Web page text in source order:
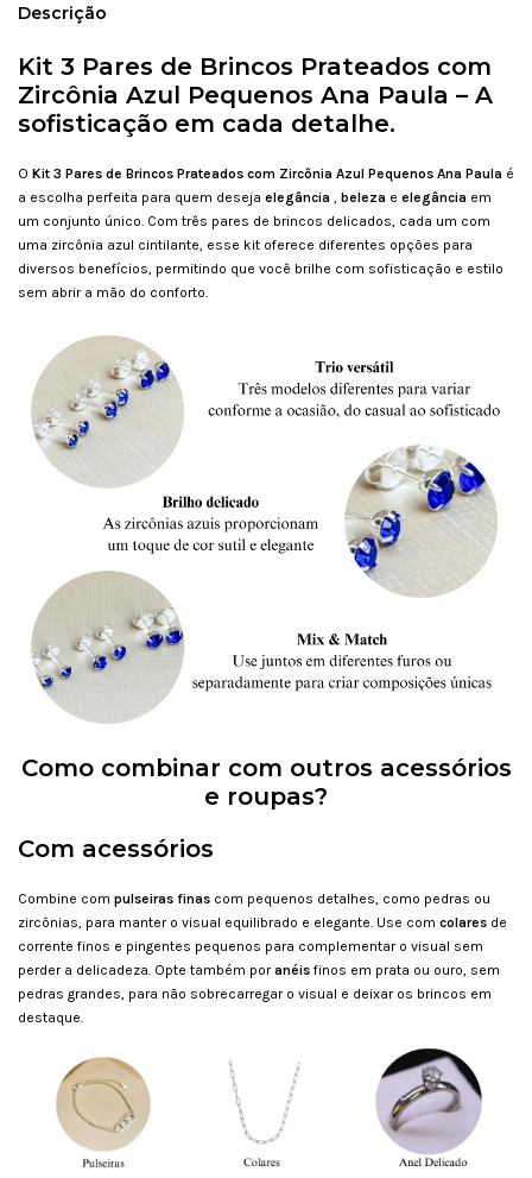
Descrição
Kit 3 Pares de Brincos Prateados com
Zircônia Azul Pequenos Ana Paula – A
sofisticação em cada detalhe.
O Kit 3 Pares de Brincos Prateados com Zircônia Azul Pequenos Ana Paula é
a escolha perfeita para quem deseja elegância beleza e elegância em
um conjunto único. Com três pares de brincos delicados, cada um com
uma zircônia azul cintilante, esse kit oferece diferentes opções para
diversos benefícios, permitindo que você brilhe com sofisticação e estilo
sem abrir a mão do conforto.
Como combinar com outros acessórios
e roupas?
Com acessórios
Combine com pulseiras finas com pequenos detalhes, como pedras ou
zircônias, para manter o visual equilibrado e elegante. Use com colares de
corrente finos e pingentes pequenos para complementar o visual sem
perder a delicadeza. Opte também poranéis finos em prata ou ouro, sem
pedras grandes, para não sobrecarregar o visual e deixar os brincos em
destaque.